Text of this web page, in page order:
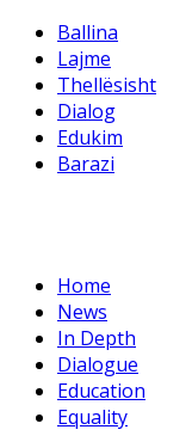
Ballina
Lajme
Thellësisht
Dialog
Edukim
Barazi
Home
News
In Depth
Dialogue
Education
Equality